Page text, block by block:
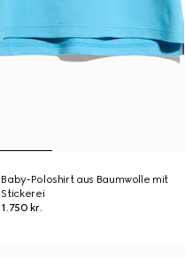
Baby-Poloshirt aus Baumwolle mit
Stickerei
1.750 kr.